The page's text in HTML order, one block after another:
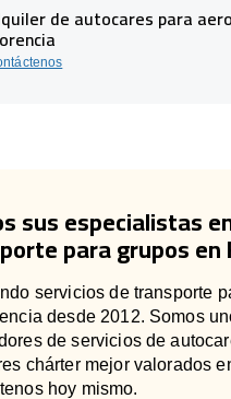
de autocares para
sus especialistas
para grupos en
servicios de transporte
desde 2012. Somos
de servicios de
chárter mejor valorados
hoy mismo.